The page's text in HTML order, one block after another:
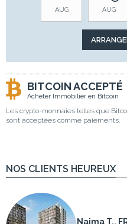
AUG AUG
BITCOIN ACCEPTÉ
Acheter Immobilier en Bitcoin
Les crypto-monnaies telles que
sont acceptées comme paiements.
NOS CLIENTS HEUREUX
Naima T.,